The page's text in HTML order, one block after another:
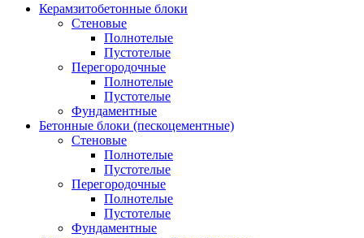
Керамзитобетонные блоки
Стеновые
Полнотелые
Пустотелые
Перегородочные
Полнотелые
Пустотелые
Фундаментные
Бетонные блоки (пескоцементные)
Стеновые
Полнотелые
Пустотелые
Перегородочные
Полнотелые
Пустотелые
Фундаментные